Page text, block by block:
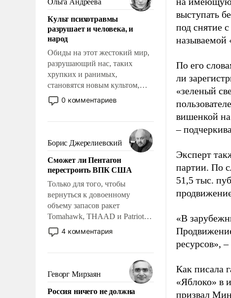
Культ психотравмы
разрушает и человека, и
народ
Обиды на этот жестокий мир,
разрушающий нас, таких
хрупких и ранимых,
становятся новым культом,
постепенно вытесняя и
отменяя традиционное
мужественным и твердым под
ударами судьбы, брать на себя
ответственность, помогать
слабым, идти вперед и
адаптироваться.
0 комментариев
Борис Джерелиевский
Сможет ли Пентагон
перестроить ВПК США
Только для того, чтобы
вернуться к довоенному
объему запасов ракет
Tomahawk, THAAD и Patriot
США потребуется более трех
лет. Даже небольшая война с
Сложившаяся ситуация
означает многолетний период
уязвимости США, например,
4 комментария
Геворг Мирзаян
Россия ничего не должна
выступать
под снятие
называемой
По его
ли
«зеленый
вишенкой на
–
Эксперт
партии. По
51,5 тыс.
«В
ресурсов»,
Как писала
«Яблоко» в
призвал